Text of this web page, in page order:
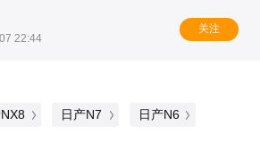
22:44
关注
日产N7 日产N6